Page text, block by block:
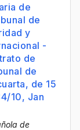
de
de
y
-
de
de
de 15
10, Jan
de